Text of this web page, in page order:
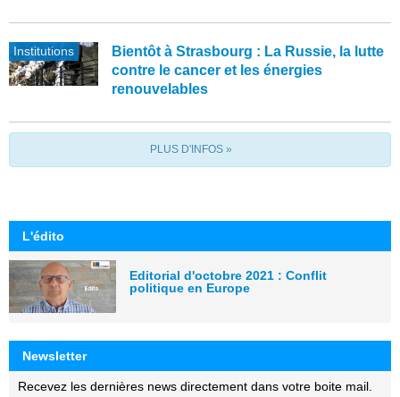
Institutions
Bientôt à Strasbourg : La Russie, la lutte
contre le cancer et les énergies
renouvelables
PLUS D'INFOS »
L'édito
Editorial d'octobre 2021 : Conflit
politique en Europe
Newsletter
Recevez les dernières news directement dans votre boite mail.